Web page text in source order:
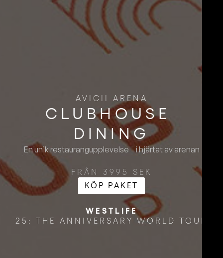
AVICII ARENA
CLUBHOUSE ​
DINING
En unik restaurangupplevelse i hjärtat av arenan
FRÅN 3995 SEK
KÖP PAKET
WESTLIFE
25: THE ANNIVERSARY WORLD TOUR